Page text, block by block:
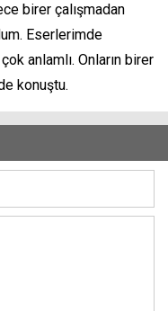
birer çalışmadan
Eserlerimde
anlamlı. Onların birer
konuştu.